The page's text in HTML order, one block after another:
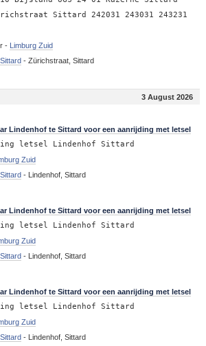
Sittard 242031 243031 243231
- Limburg Zuid
Sittard- Zürichstraat, Sittard
3 August 2026
Lindenhof te Sittard voor een aanrijding met letsel
letsel Lindenhof Sittard
Zuid
Sittard- Lindenhof, Sittard
Lindenhof te Sittard voor een aanrijding met letsel
letsel Lindenhof Sittard
Zuid
Sittard- Lindenhof, Sittard
Lindenhof te Sittard voor een aanrijding met letsel
letsel Lindenhof Sittard
Zuid
Sittard- Lindenhof, Sittard